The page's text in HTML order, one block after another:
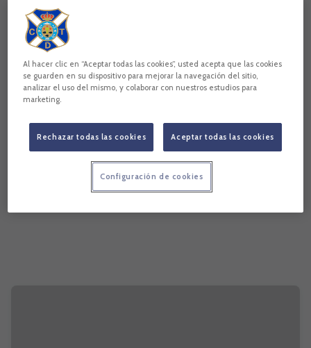
Al hacer clic en “Aceptar todas las cookies”, usted acepta que las cookies
se guarden en su dispositivo para mejorar la navegación del sitio,
analizar el uso del mismo, y colaborar con nuestros estudios para
marketing.
Rechazar todas las cookies Aceptar todas las cookies
Configuración de cookies